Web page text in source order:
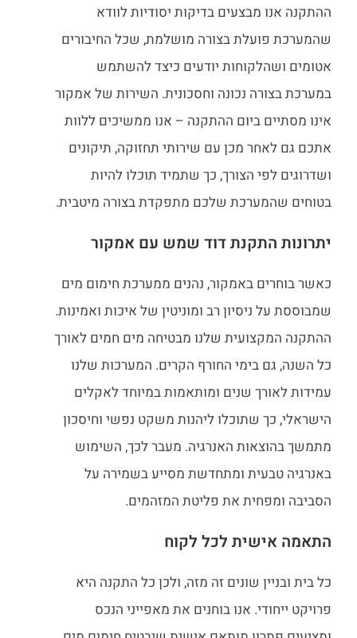
ההתקנה אנו מבצעים בדיקות יסודיות לוודא
שהמערכת פועלת בצורה מושלמת, שכל החיבורים
אטומים ושהלקוחות יודעים כיצד להשתמש
במערכת בצורה נכונה וחסכונית. השירות של אמקור
אינו מסתיים ביום ההתקנה – אנו ממשיכים ללוות
אתכם גם לאחר מכן עם שירותי תחזוקה, תיקונים
ושדרוגים לפי הצורך, כך שתמיד תוכלו להיות
בטוחים שהמערכת שלכם מתפקדת בצורה מיטבית.
יתרונות התקנת דוד שמש עם אמקור
כאשר בוחרים באמקור, נהנים ממערכת חימום מים
שמבוססת על ניסיון רב ומוניטין של איכות ואמינות.
ההתקנה המקצועית שלנו מבטיחה מים חמים לאורך
כל השנה, גם בימי החורף הקרים. המערכות שלנו
עמידות לאורך שנים ומותאמות במיוחד לאקלים
הישראלי, כך שתוכלו ליהנות משקט נפשי וחיסכון
מתמשך בהוצאות האנרגיה. מעבר לכך, השימוש
באנרגיה טבעית ומתחדשת מסייע בשמירה על
הסביבה ומפחית את פליטת המזהמים.
התאמה אישית לכל לקוח
כל בית ובניין שונים זה מזה, ולכן כל התקנה היא
פרויקט ייחודי. אנו בוחנים את מאפייני הנכס